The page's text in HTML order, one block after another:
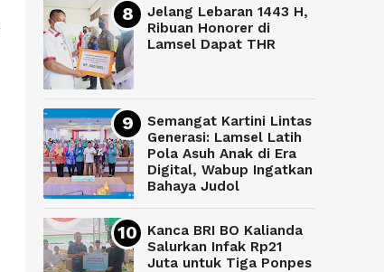
Jelang Lebaran 1443 H,
Ribuan Honorer di
Lamsel Dapat THR
Semangat Kartini Lintas
Generasi: Lamsel Latih
Pola Asuh Anak di Era
Digital, Wabup Ingatkan
Bahaya Judol
Kanca BRI BO Kalianda
Salurkan Infak Rp21
Juta untuk Tiga Ponpes